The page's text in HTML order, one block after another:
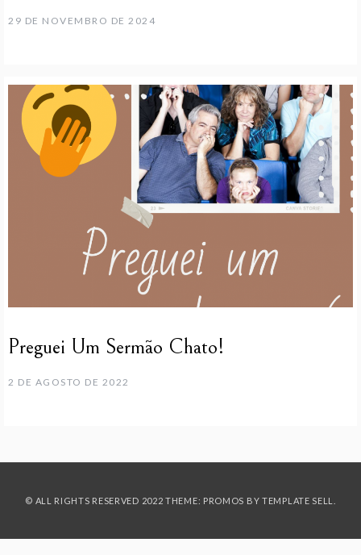
29 DE NOVEMBRO DE 2024
Preguei Um Sermão Chato!
2 DE AGOSTO DE 2022
© ALL RIGHTS RESERVED 2022 THEME: PROMOS BY TEMPLATE SELL